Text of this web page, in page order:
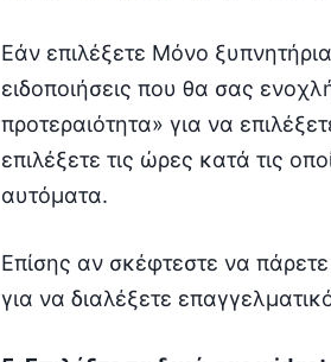
Εάν επιλέξετε Μόνο
ειδοποιήσεις που θα σας
προτεραιότητα» για να
επιλέξετε τις ώρες κατά τις
αυτόματα.
Επίσης αν σκέφτεστε να
για να διαλέξετε